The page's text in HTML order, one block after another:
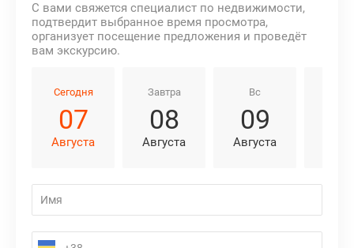
С вами свяжется специалист по недвижимости,
подтвердит выбранное время просмотра,
организует посещение предложения и проведёт
вам экскурсию.
Сегодня
07
Августа
Завтра
08
Августа
Вс
09
Августа